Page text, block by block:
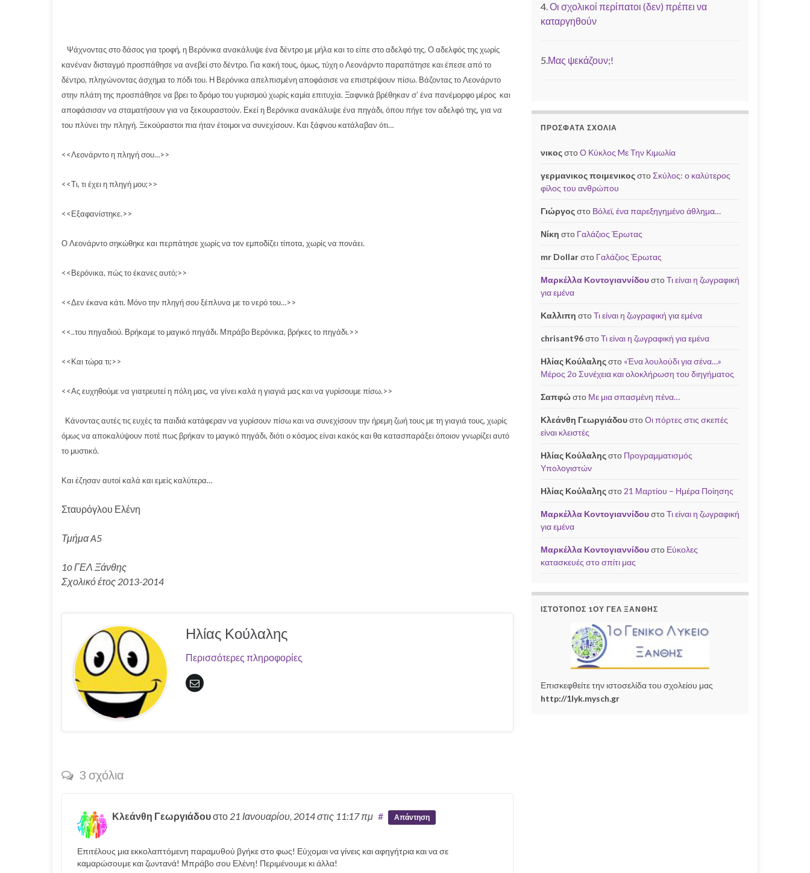
Ψάχνοντας στο δάσος για τροφή, η Βερόνικα ανακάλυψε ένα δέντρο με μήλα και το είπε στο αδελφό της. Ο αδελφός της χωρίς
κανέναν δισταγμό προσπάθησε να ανεβεί στο δέντρο. Για κακή τους, όμως, τύχη ο Λεονάρντο παραπάτησε και έπεσε από το
δέντρο, πληγώνοντας άσχημα το πόδι του. Η Βερόνικα απελπισμένη αποφάσισε να επιστρέψουν πίσω. Βάζοντας το Λεονάρντο
στην πλάτη της προσπάθησε να βρει το δρόμο του γυρισμού χωρίς καμία επιτυχία. Ξαφνικά βρέθηκαν σ’ ένα πανέμορφο μέρος και
αποφάσισαν να σταματήσουν για να ξεκουραστούν. Εκεί η Βερόνικα ανακάλυψε ένα πηγάδι, όπου πήγε τον αδελφό της, για να
του πλύνει την πληγή. Ξεκούραστοι πια ήταν έτοιμοι να συνεχίσουν. Και ξάφνου κατάλαβαν ότι…
<<Λεονάρντο η πληγή σου…>>
<<Τι, τι έχει η πληγή μου;>>
<<Εξαφανίστηκε.>>
Ο Λεονάρντο σηκώθηκε και περπάτησε χωρίς να τον εμποδίζει τίποτα, χωρίς να πονάει.
<<Βερόνικα, πώς το έκανες αυτό;>>
<<Δεν έκανα κάτι. Μόνο την πληγή σου ξέπλυνα με το νερό του…>>
<<..του πηγαδιού. Βρήκαμε το μαγικό πηγάδι. Μπράβο Βερόνικα, βρήκες το πηγάδι.>>
<<Και τώρα τι;>>
<<Ας ευχηθούμε να γιατρευτεί η πόλη μας, να γίνει καλά η γιαγιά μας και να γυρίσουμε πίσω.>>
Κάνοντας αυτές τις ευχές τα παιδιά κατάφεραν να γυρίσουν πίσω και να συνεχίσουν την ήρεμη ζωή τους με τη γιαγιά τους, χωρίς
όμως να αποκαλύψουν ποτέ πως βρήκαν το μαγικό πηγάδι, διότι ο κόσμος είναι κακός και θα κατασπαράξει όποιον γνωρίζει αυτό
το μυστικό.
Και έζησαν αυτοί καλά και εμείς καλύτερα…
Σταυρόγλου Ελένη
Τμήμα A5
1ο ΓΕΛ Ξάνθης
Σχολικό έτος 2013-2014
Ηλίας Κούλαλης
Περισσότερες πληροφορίες
3 σχόλια
Κλεάνθη Γεωργιάδουστο 21 Ιανουαρίου, 2014στις 11:17 πμ # Απάντηση
Επιτέλους μια εκκολαπτόμενη παραμυθού βγήκε στο φως! Εύχομαι να γίνεις και αφηγήτρια και να σε
καμαρώσουμε και ζωντανά! Μπράβο σου Ελένη! Περιμένουμε κι άλλα!
4.Οι σχολικοί περίπατοι (δεν) πρέπει να
καταργηθούν
5.Μας ψεκάζουν;!
ΠΡΌΣΦΑΤΑ ΣΧΌΛΙΑ
νικοςστοΟ Κύκλος Mε Την Κιμωλία
γερμανικος ποιμενικοςστοΣκύλος: ο καλύτερος
φίλος του ανθρώπου
Γιώργοςστο Βόλεϊ, ένα παρεξηγημένο άθλημα…
Νίκη στο Γαλάζιος Έρωτας
mr Dollarστο Γαλάζιος Έρωτας
Μαρκέλλα ΚοντογιαννίδουστοΤι είναι η ζωγραφική
για εμένα
Καλλιπη στοΤι είναι η ζωγραφική για εμένα
chrisant96στοΤι είναι η ζωγραφική για εμένα
Ηλίας Κούλαληςστο «Ένα λουλούδι για σένα…»
Μέρος 2ο Συνέχεια και ολοκλήρωση του διηγήματος
Σαπφώστο Με μια σπασμένη πένα…
Κλεάνθη ΓεωργιάδουστοΟι πόρτες στις σκεπές
είναι κλειστές
Ηλίας Κούλαληςστο Προγραμματισμός
Υπολογιστών
Ηλίας Κούλαληςστο 21 Μαρτίου – Ημέρα Ποίησης
Μαρκέλλα ΚοντογιαννίδουστοΤι είναι η ζωγραφική
για εμένα
Μαρκέλλα Κοντογιαννίδουστο Εύκολες
κατασκευές στο σπίτι μας
ΙΣΤΌΤΟΠΟΣ 1ΟΥ ΓΕΛ ΞΆΝΘΗΣ
Επισκεφθείτε την ιστοσελίδα του σχολείου μας
http://1lyk.mysch.gr